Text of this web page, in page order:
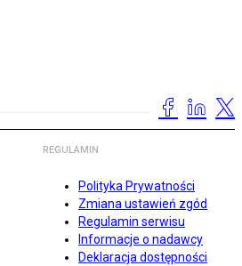
REGULAMIN
Polityka Prywatności
Zmiana ustawień zgód
Regulamin serwisu
Informacje o nadawcy
Deklaracja dostępności